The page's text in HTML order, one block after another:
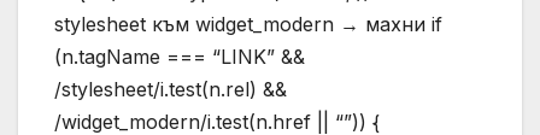
stylesheet към widget_modern → махни if
(n.tagName === “LINK” &&
/stylesheet/i.test(n.rel) &&
/widget_modern/i.test(n.href || “”)) {